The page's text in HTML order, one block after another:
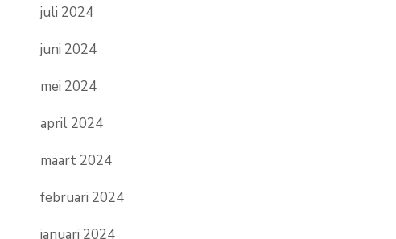
juli 2024
juni 2024
mei 2024
april 2024
maart 2024
februari 2024
januari 2024